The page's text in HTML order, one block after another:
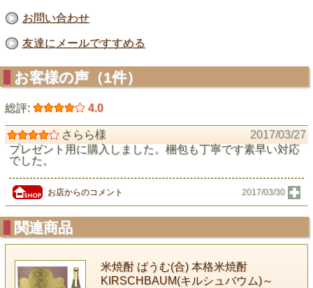
お問い合わせ
友達にメールですすめる
お客様の声（1件）
総評: 4.0
さらら様
2017/03/27
プレゼント用に購入しました。梱包も丁寧です素早い対応
でした。
お店からのコメント 2017/03/30
関連商品
米焼酎 ばうむ(合) 本格米焼酎
KIRSCHBAUM(キルシュバウム)～